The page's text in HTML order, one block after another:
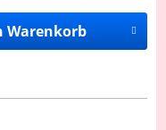
Warenkorb